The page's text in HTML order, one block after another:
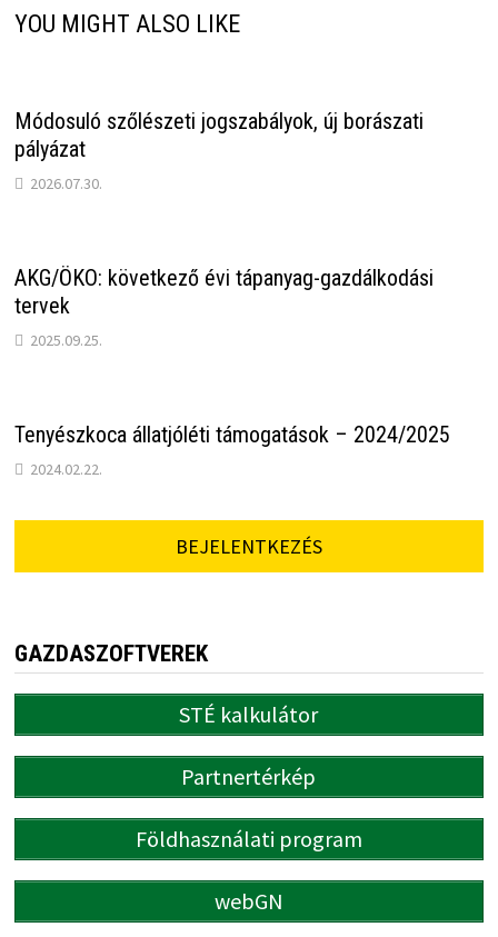
YOU MIGHT ALSO LIKE
Módosuló szőlészeti jogszabályok, új borászati
pályázat
2026.07.30.
AKG/ÖKO: következő évi tápanyag-gazdálkodási
tervek
2025.09.25.
Tenyészkoca állatjóléti támogatások – 2024/2025
2024.02.22.
BEJELENTKEZÉS
GAZDASZOFTVEREK
STÉ kalkulátor
Partnertérkép
Földhasználati program
webGN